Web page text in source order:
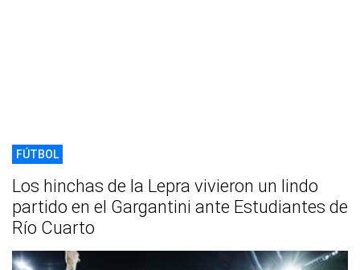
FÚTBOL
Los hinchas de la Lepra vivieron un lindo
partido en el Gargantini ante Estudiantes de
Río Cuarto